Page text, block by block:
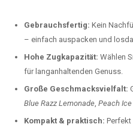
Gebrauchsfertig: Kein
– einfach auspacken und
Hohe Zugkapazität: Wählen
für langanhaltenden Genuss.
Große Geschmacksvielfalt:
Blue Razz Lemonade, Peach Ice
Kompakt & praktisch: